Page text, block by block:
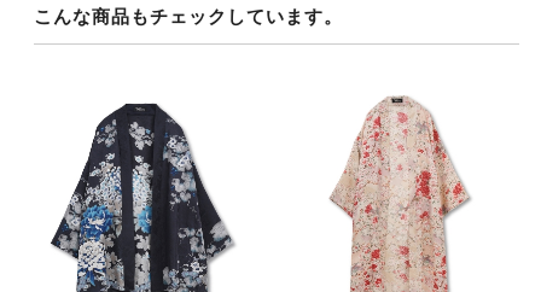
こんな商品もチェックしています。